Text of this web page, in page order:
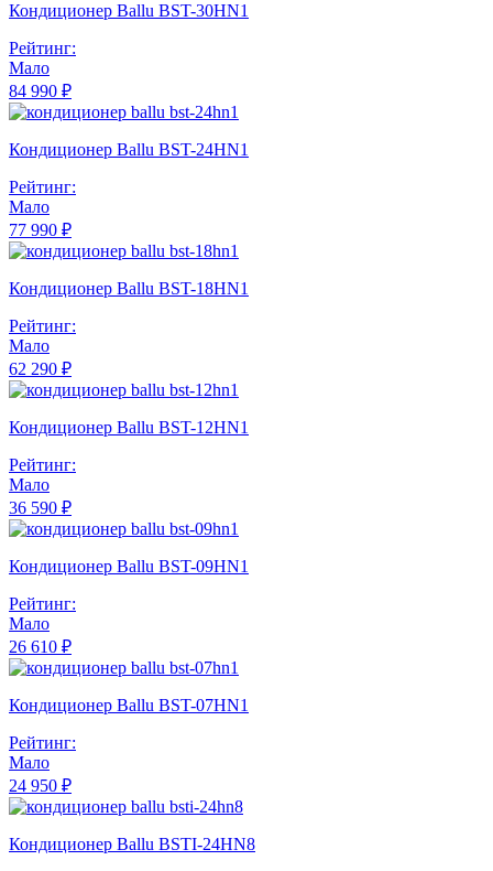
Кондиционер Ballu BST-30HN1
Рейтинг:
Мало
84 990 ₽
Кондиционер Ballu BST-24HN1
Рейтинг:
Мало
77 990 ₽
Кондиционер Ballu BST-18HN1
Рейтинг:
Мало
62 290 ₽
Кондиционер Ballu BST-12HN1
Рейтинг:
Мало
36 590 ₽
Кондиционер Ballu BST-09HN1
Рейтинг:
Мало
26 610 ₽
Кондиционер Ballu BST-07HN1
Рейтинг:
Мало
24 950 ₽
Кондиционер Ballu BSTI-24HN8